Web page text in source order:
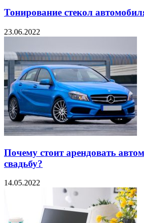
Тонирование стекол
23.06.2022
Почему стоит арендовать
свадьбу?
14.05.2022